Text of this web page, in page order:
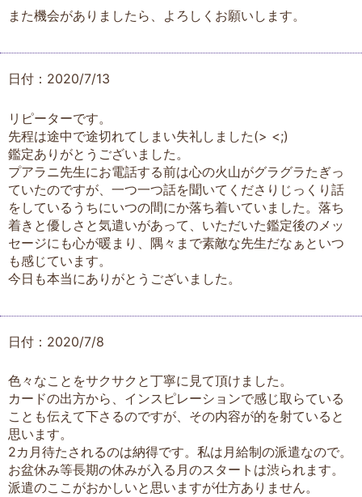
また機会がありましたら、よろしくお願いします。
日付：2020/7/13
リピーターです。
先程は途中で途切れてしまい失礼しました(> <;)
鑑定ありがとうございました。
プアラニ先生にお電話する前は心の火山がグラグラたぎっ
ていたのですが、一つ一つ話を聞いてくださりじっくり話
をしているうちにいつの間にか落ち着いていました。落ち
着きと優しさと気遣いがあって、いただいた鑑定後のメッ
セージにも心が暖まり、隅々まで素敵な先生だなぁといつ
も感じています。
今日も本当にありがとうございました。
日付：2020/7/8
色々なことをサクサクと丁寧に見て頂けました。
カードの出方から、インスピレーションで感じ取らている
ことも伝えて下さるのですが、その内容が的を射ていると
思います。
2カ月待たされるのは納得です。私は月給制の派遣なので。
お盆休み等長期の休みが入る月のスタートは渋られます。
派遣のここがおかしいと思いますが仕方ありません。